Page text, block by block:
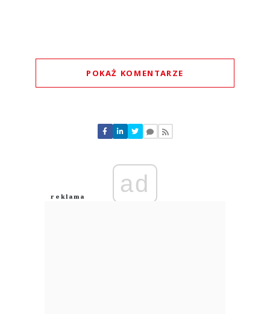
POKAŻ KOMENTARZE
Nie znaleziono komentarzy
Zostaw swoje komentarze
Anuluj
ad